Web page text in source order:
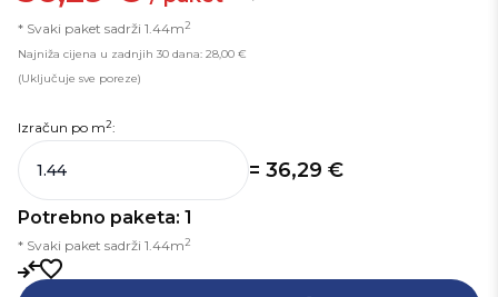
* Svaki paket sadrži 1.44m2
Najniža cijena u zadnjih 30 dana: 28,00 €
(Uključuje sve poreze)
Izračun po m2:
= 36,29 €
Potrebno paketa: 1
* Svaki paket sadrži 1.44m2